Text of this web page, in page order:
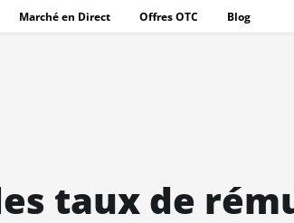
Marché en Direct Offres OTC Blog
taux de